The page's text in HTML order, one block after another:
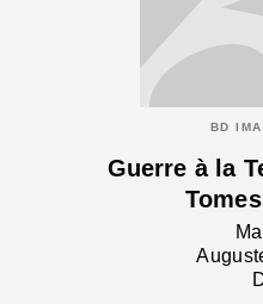
BD
Guerre à la